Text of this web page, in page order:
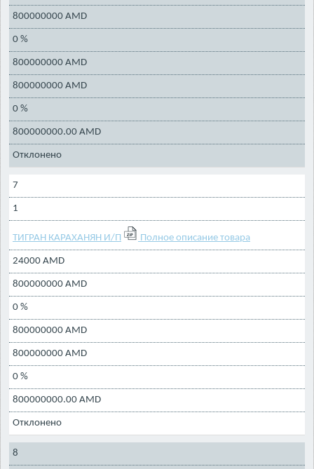
800000000 AMD
0 %
800000000 AMD
800000000 AMD
0 %
800000000.00 AMD
Отклонено
7
1
ТИГРАН КАРАХАНЯН И/П Полное описание товара
24000 AMD
800000000 AMD
0 %
800000000 AMD
800000000 AMD
0 %
800000000.00 AMD
Отклонено
8